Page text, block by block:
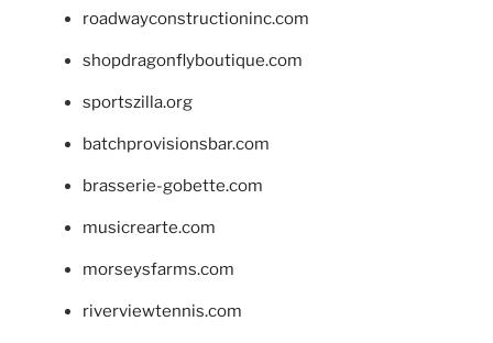
roadwayconstructioninc.com
shopdragonflyboutique.com
sportszilla.org
batchprovisionsbar.com
brasserie-gobette.com
musicrearte.com
morseysfarms.com
riverviewtennis.com